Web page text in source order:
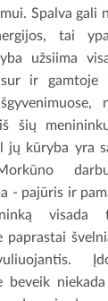
Spalva gali
tai
užsiima
ir gamtoje
šių
jų kūryba yra
- pajūris ir
visada
paprastai
beveik